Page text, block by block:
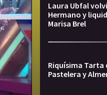
Laura Ubfal
Hermano y
Marisa Brel
Riquísima Tarta
Pastelera y